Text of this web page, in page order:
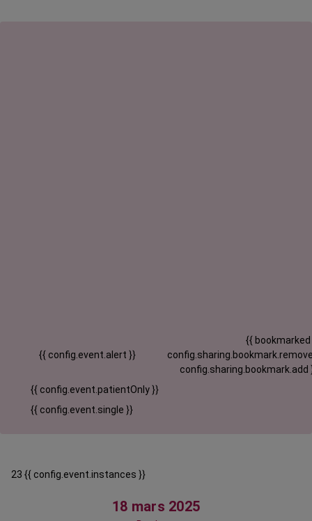
{{ config.event.alert }}
{{ bookmarked
config.sharing.bookmark.add
{{ config.event.patientOnly }}
{{ config.event.single }}
23 {{ config.event.instances }}
18 mars 2025